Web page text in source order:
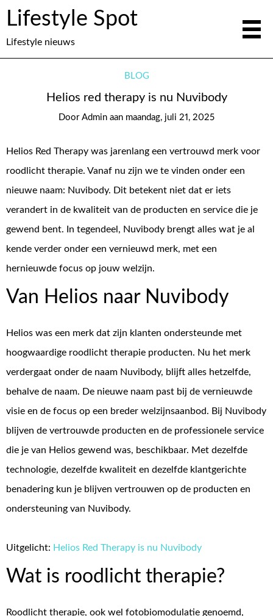
Lifestyle Spot
Lifestyle nieuws
BLOG
Helios red therapy is nu Nuvibody
Door Admin aan maandag, juli 21, 2025
Helios Red Therapy was jarenlang een vertrouwd merk voor
roodlicht therapie. Vanaf nu zijn we te vinden onder een
nieuwe naam: Nuvibody. Dit betekent niet dat er iets
verandert in de kwaliteit van de producten en service die je
gewend bent. In tegendeel, Nuvibody brengt alles wat je al
kende verder onder een vernieuwd merk, met een
hernieuwde focus op jouw welzijn.
Van Helios naar Nuvibody
Helios was een merk dat zijn klanten ondersteunde met
hoogwaardige roodlicht therapie producten. Nu het merk
verdergaat onder de naam Nuvibody, blijft alles hetzelfde,
behalve de naam. De nieuwe naam past bij de vernieuwde
visie en de focus op een breder welzijnsaanbod. Bij Nuvibody
blijven de vertrouwde producten en de professionele service
die je van Helios gewend was, beschikbaar. Met dezelfde
technologie, dezelfde kwaliteit en dezelfde klantgerichte
benadering kun je blijven vertrouwen op de producten en
ondersteuning van Nuvibody.
Uitgelicht: Helios Red Therapy is nu Nuvibody
Wat is roodlicht therapie?
Roodlicht therapie, ook wel fotobiomodulatie genoemd,